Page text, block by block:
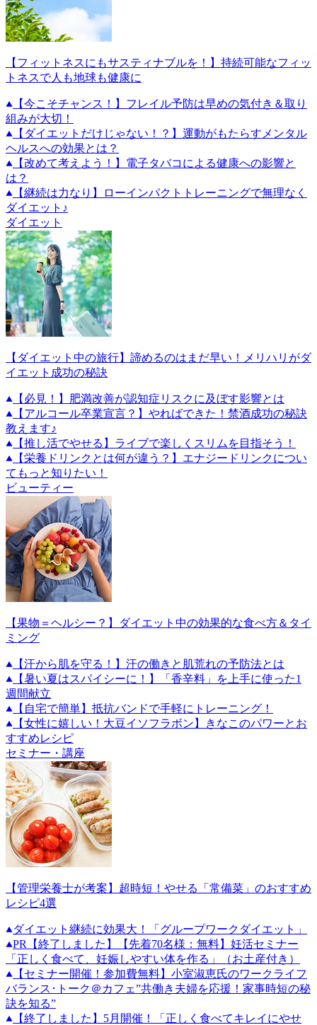
【フィットネスにもサスティナブルを！】持続可能なフィッ
トネスで人も地球も健康に
【今こそチャンス！】フレイル予防は早めの気付き＆取り
組みが大切！
【ダイエットだけじゃない！？】運動がもたらすメンタル
ヘルスへの効果とは？
【改めて考えよう！】電子タバコによる健康への影響と
は？
【継続は力なり】ローインパクトトレーニングで無理なく
ダイエット♪
ダイエット
【ダイエット中の旅行】諦めるのはまだ早い！メリハリがダ
イエット成功の秘訣
【必見！】肥満改善が認知症リスクに及ぼす影響とは
【アルコール卒業宣言？】やればできた！禁酒成功の秘訣
教えます♪
【推し活でやせる】ライブで楽しくスリムを目指そう！
【栄養ドリンクとは何が違う？】エナジードリンクについ
てもっと知りたい！
ビューティー
【果物＝ヘルシー？】ダイエット中の効果的な食べ方＆タイ
ミング
【汗から肌を守る！】汗の働きと肌荒れの予防法とは
【暑い夏はスパイシーに！】「香辛料」を上手に使った1
週間献立
【自宅で簡単】抵抗バンドで手軽にトレーニング！
【女性に嬉しい！大豆イソフラボン】きなこのパワーとお
すすめレシピ
セミナー・講座
【管理栄養士が考案】超時短！やせる「常備菜」のおすすめ
レシピ4選
ダイエット継続に効果大！「グループワークダイエット」
PR
【終了しました】【先着70名様：無料】妊活セミナー
「正しく食べて、妊娠しやすい体を作る」（お土産付き）
【セミナー開催！参加費無料】小室淑恵氏のワークライフ
バランス･トーク＠カフェ”共働き夫婦を応援！家事時短の秘
訣を知る”
【終了しました】5月開催！「正しく食べてキレイにやせ